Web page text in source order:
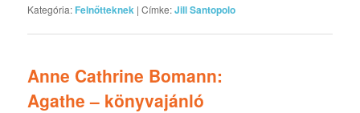
Kategória: Felnőtteknek |Címke:Jill Santopolo
Anne Cathrine Bomann:
Agathe – könyvajánló